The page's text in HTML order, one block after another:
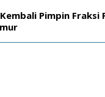
Pimpin Fraksi